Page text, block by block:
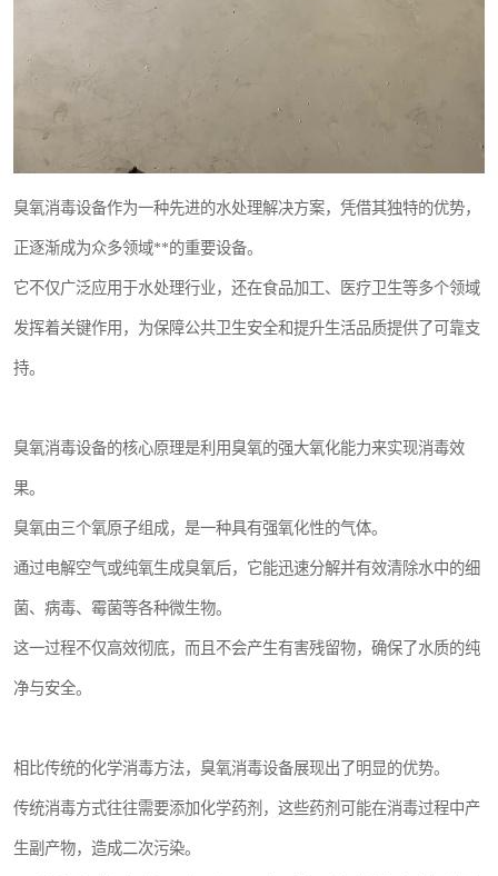
臭氧消毒设备作为一种先进的水处理解决方案，凭借其独特的优势，
正逐渐成为众多领域**的重要设备。
它不仅广泛应用于水处理行业，还在食品加工、医疗卫生等多个领域
发挥着关键作用，为保障公共卫生安全和提升生活品质提供了可靠支
持。
臭氧消毒设备的核心原理是利用臭氧的强大氧化能力来实现消毒效
果。
臭氧由三个氧原子组成，是一种具有强氧化性的气体。
通过电解空气或纯氧生成臭氧后，它能迅速分解并有效清除水中的细
菌、病毒、霉菌等各种微生物。
这一过程不仅高效彻底，而且不会产生有害残留物，确保了水质的纯
净与安全。
相比传统的化学消毒方法，臭氧消毒设备展现出了明显的优势。
传统消毒方式往往需要添加化学药剂，这些药剂可能在消毒过程中产
生副产物，造成二次污染。